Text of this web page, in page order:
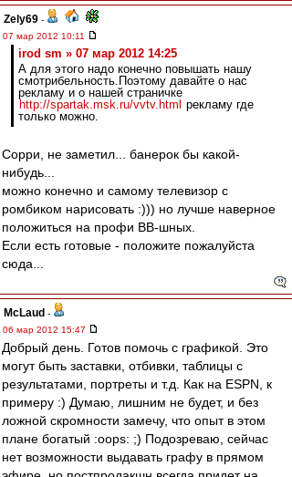
Zely69 -
07 мар 2012 10:11
irod sm » 07 мар 2012 14:25
А для этого надо конечно повышать нашу
смотрибельность.Поэтому давайте о нас
рекламу и о нашей страничке
http://spartak.msk.ru/vvtv.html рекламу где
только можно.
Сорри, не заметил... банерок бы какой-
нибудь...
можно конечно и самому телевизор с
ромбиком нарисовать :))) но лучше наверное
положиться на профи ВВ-шных.
Если есть готовые - положите пожалуйста
сюда...
McLaud -
06 мар 2012 15:47
Добрый день. Готов помочь с графикой. Это
могут быть заставки, отбивки, таблицы с
результатами, портреты и т.д. Как на ESPN, к
примеру :) Думаю, лишним не будет, и без
ложной скромности замечу, что опыт в этом
плане богатый :oops: ;) Подозреваю, сейчас
нет возможности выдавать графу в прямом